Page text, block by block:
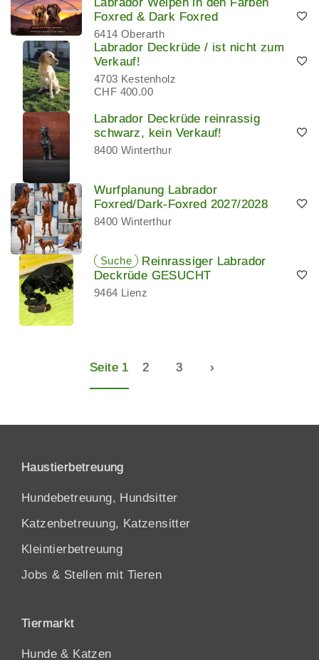
Foxred & Dark Foxred
6414 Oberarth
Labrador Deckrüde / ist nicht zum
Verkauf!
4703 Kestenholz
CHF 400.00
Labrador Deckrüde reinrassig
schwarz, kein Verkauf!
8400 Winterthur
Wurfplanung Labrador
Foxred/Dark-Foxred 2027/2028
8400 Winterthur
Suche
Reinrassiger Labrador
Deckrüde GESUCHT
9464 Lienz
Seite 1 2 3 ›
Haustierbetreuung
Hundebetreuung, Hundsitter
Katzenbetreuung, Katzensitter
Kleintierbetreuung
Jobs & Stellen mit Tieren
Tiermarkt
Hunde & Katzen